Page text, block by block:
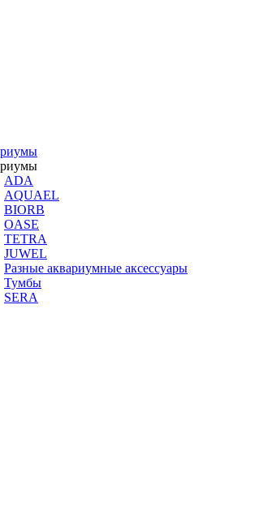
ADA
AQUAEL
BIORB
OASE
TETRA
JUWEL
Разные аквариумные аксессуары
Тумбы
SERA